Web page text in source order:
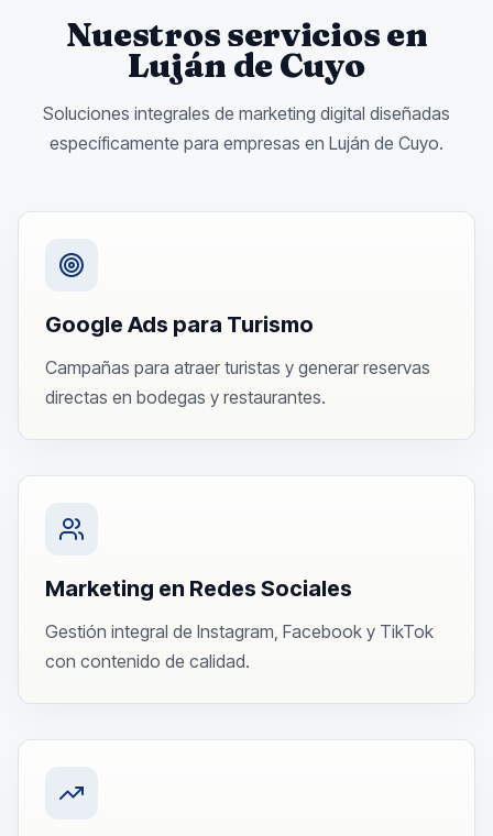
Nuestros servicios en
Luján de Cuyo
Soluciones integrales de marketing digital diseñadas
específicamente para empresas en Luján de Cuyo.
Google Ads para Turismo
Campañas para atraer turistas y generar reservas
directas en bodegas y restaurantes.
Marketing en Redes Sociales
Gestión integral de Instagram, Facebook y TikTok
con contenido de calidad.